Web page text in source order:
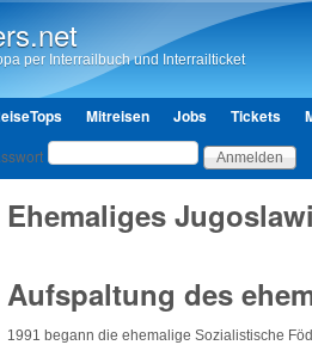
per Interrailbuch und Interrailticket
Mitreisen Jobs Tickets
Ehemaliges
Aufspaltung des
1991 begann die ehemalige Sozialistische